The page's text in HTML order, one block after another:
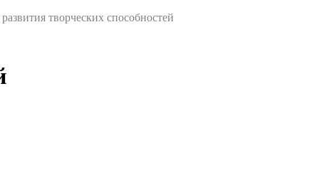
творческих способностей